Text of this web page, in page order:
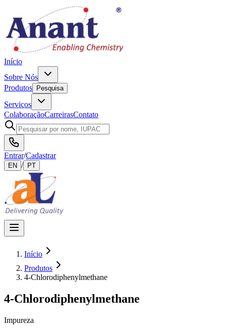
Início
Sobre Nós
Produtos
Pesquisa
Serviços
ColaboraçãoCarreirasContato
Entrar/Cadastrar
EN / PT
Início
Produtos
4-Chlorodiphenylmethane
4-Chlorodiphenylmethane
Impureza